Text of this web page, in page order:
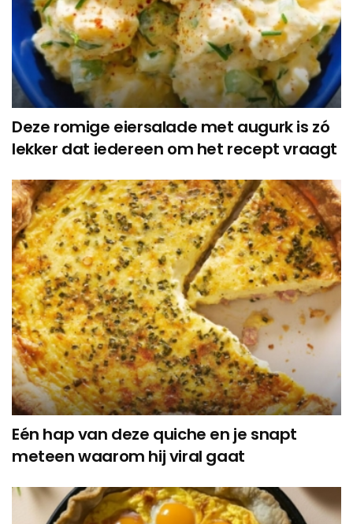
Deze romige eiersalade met augurk is zó
lekker dat iedereen om het recept vraagt
Eén hap van deze quiche en je snapt
meteen waarom hij viral gaat